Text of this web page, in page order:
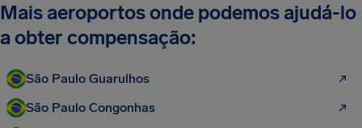
Mais aeroportos onde podemos ajudá-lo
a obter compensação:
São Paulo Guarulhos
São Paulo Congonhas